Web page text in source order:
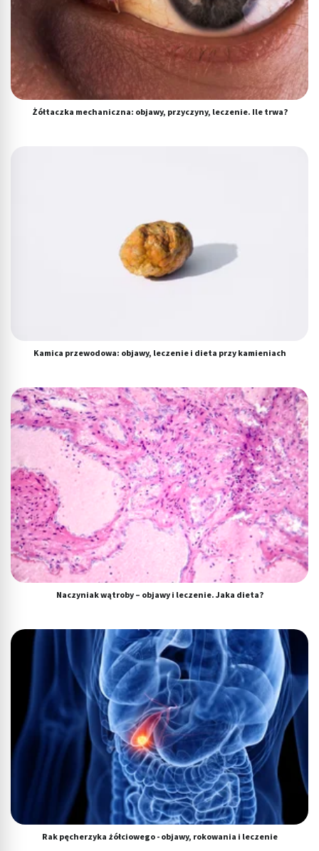
Żółtaczka mechaniczna: objawy, przyczyny, leczenie. Ile trwa?
Kamica przewodowa: objawy, leczenie i dieta przy kamieniach
Naczyniak wątroby – objawy i leczenie. Jaka dieta?
Rak pęcherzyka żółciowego - objawy, rokowania i leczenie